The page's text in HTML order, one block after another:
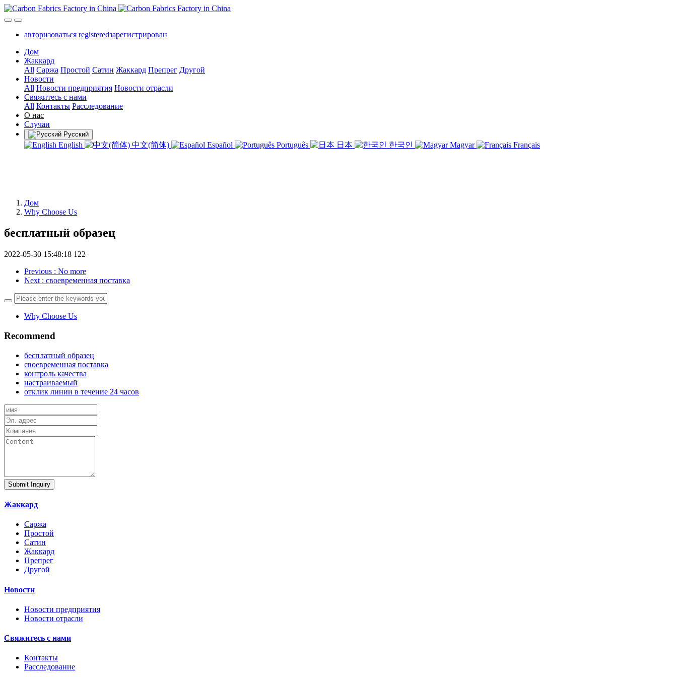
авторизоваться registeredзарегистрирован
Дом
Жаккард
All Саржа Простой Сатин Жаккард Препрег Другой
Новости
All Новости предприятия Новости отрасли
Свяжитесь с нами
All Контакты Расследование
О нас
Случаи
Русский
English 中文(简体) Español Português 日本 한국인 Magyar Français
Дом
Why Choose Us
бесплатный образец
2022-05-30 15:48:18 122
Previous : No more
Next : своевременная поставка
Why Choose Us
Recommend
бесплатный образец
своевременная поставка
контроль качества
настраиваемый
отклик линии в течение 24 часов
Submit Inquiry
Жаккард
Саржа
Простой
Сатин
Жаккард
Препрег
Другой
Новости
Новости предприятия
Новости отрасли
Свяжитесь с нами
Контакты
Расследование